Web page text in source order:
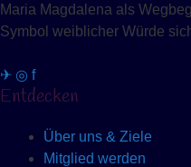
Maria Magdalena als
Symbol weiblicher Würde
✈ ◎ f
Entdecken
Über uns & Ziele
Mitglied werden